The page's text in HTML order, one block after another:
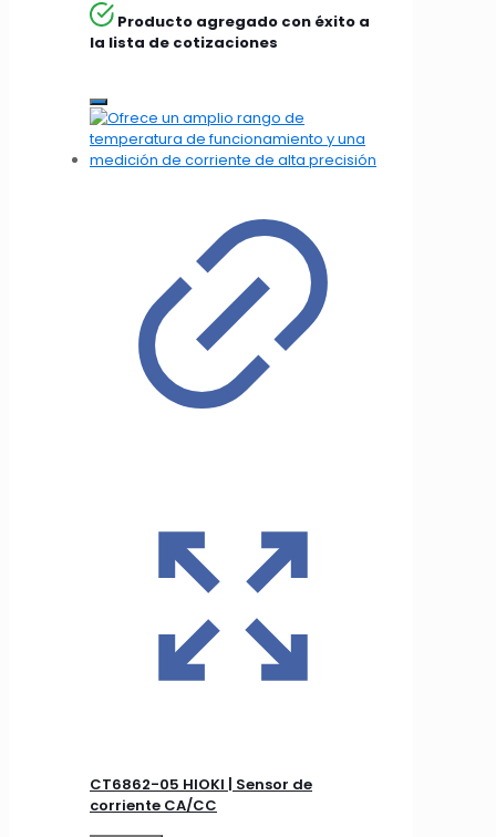
Producto agregado con éxito a
la lista de cotizaciones
CT6862-05 HIOKI | Sensor de
corriente CA/CC